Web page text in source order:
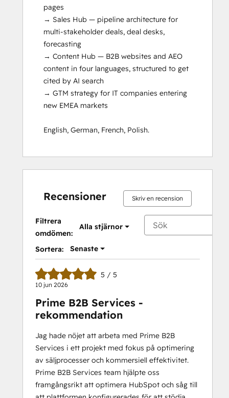
pages
→ Sales Hub — pipeline architecture for
multi-stakeholder deals, deal desks,
forecasting
→ Content Hub — B2B websites and AEO
content in four languages, structured to get
cited by AI search
→ GTM strategy for IT companies entering
new EMEA markets
English, German, French, Polish.
Recensioner Skriv en recension
Filtrera
omdömen:
Alla stjärnor
Sortera: Senaste
5 / 5
10 jun 2026
Prime B2B Services -
rekommendation
Jag hade nöjet att arbeta med Prime B2B
Services i ett projekt med fokus på optimering
av säljprocesser och kommersiell effektivitet.
Prime B2B Services team hjälpte oss
framgångsrikt att optimera HubSpot och såg till